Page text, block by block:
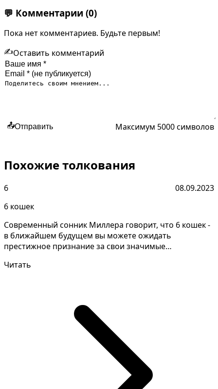
💬 Комментарии (0)
Пока нет комментариев. Будьте первым!
✍️Оставить комментарий
📤Отправить Максимум 5000 символов
Похожие толкования
6
08.09.2023
6 кошек
Современный сонник Миллера говорит, что 6 кошек -
в ближайшем будущем вы можете ожидать
престижное признание за свои значимые
Читать